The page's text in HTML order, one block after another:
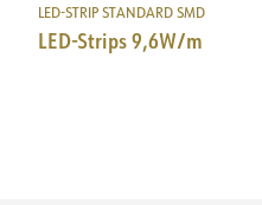
LED-STRIP STANDARD SMD
LED-Strips 9,6W/m